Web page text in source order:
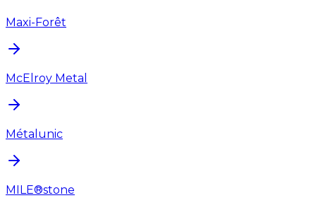
Maxi-Forêt
McElroy Metal
Métalunic
MILE®stone